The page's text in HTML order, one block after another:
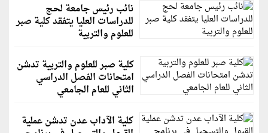
نائب رئيس جامعة لحج
للدراسات العليا يتفقد كلية صبر
للعلوم والتربية
كلية صبر للعلوم والتربية تدشن
امتحانات الفصل الدراسي
الثاني للعام الجامعي
كلية الآداب عدن تدشن عملية